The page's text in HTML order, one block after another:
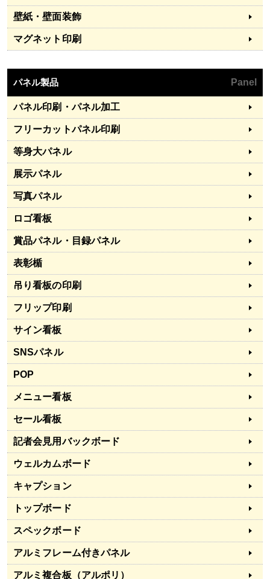
壁紙・壁面装飾
マグネット印刷
パネル製品 Panel
パネル印刷・パネル加工
フリーカットパネル印刷
等身大パネル
展示パネル
写真パネル
ロゴ看板
賞品パネル・目録パネル
表彰楯
吊り看板の印刷
フリップ印刷
サイン看板
SNSパネル
POP
メニュー看板
セール看板
記者会見用バックボード
ウェルカムボード
キャプション
トップボード
スペックボード
アルミフレーム付きパネル
アルミ複合板（アルポリ）